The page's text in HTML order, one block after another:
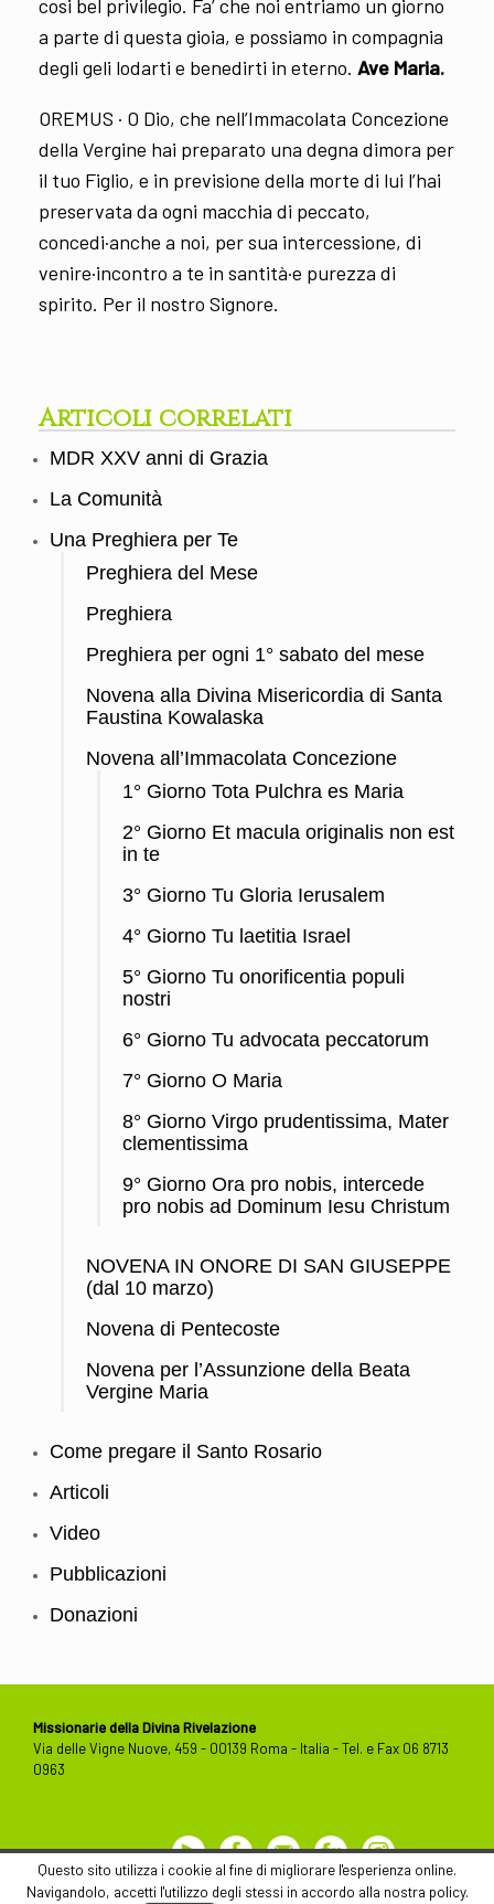
cosi bel privilegio. Fa’ che noi entriamo un giorno
a parte di questa gioia, e possiamo in compagnia
degli geli lodarti e benedirti in eterno. Ave Maria.
OREMUS · O Dio, che nell’Immacolata Concezione
della Vergine hai preparato una degna dimora per
il tuo Figlio, e in previsione della morte di lui l’hai
preservata da ogni macchia di peccato,
concedi·anche a noi, per sua intercessione, di
venire·incontro a te in santità·e purezza di
spirito. Per il nostro Signore.
Articoli correlati
MDR XXV anni di Grazia
La Comunità
Una Preghiera per Te
Preghiera del Mese
Preghiera
Preghiera per ogni 1° sabato del mese
Novena alla Divina Misericordia di Santa
Faustina Kowalaska
Novena all’Immacolata Concezione
1° Giorno Tota Pulchra es Maria
2° Giorno Et macula originalis non est
in te
3° Giorno Tu Gloria Ierusalem
4° Giorno Tu laetitia Israel
5° Giorno Tu onorificentia populi
nostri
6° Giorno Tu advocata peccatorum
7° Giorno O Maria
8° Giorno Virgo prudentissima, Mater
clementissima
9° Giorno Ora pro nobis, intercede
pro nobis ad Dominum Iesu Christum
NOVENA IN ONORE DI SAN GIUSEPPE
(dal 10 marzo)
Novena di Pentecoste
Novena per l’Assunzione della Beata
Vergine Maria
Come pregare il Santo Rosario
Articoli
Video
Pubblicazioni
Donazioni
Missionarie della Divina Rivelazione
Via delle Vigne Nuove, 459 - 00139 Roma - Italia - Tel. e Fax 06 8713
0963
YoutubeFacebook
Contact
Us
FlickrInstagram
Questo sito utilizza i cookie al fine di migliorare l'esperienza online.
Navigandolo, accetti l'utilizzo degli stessi in accordo alla nostra policy.